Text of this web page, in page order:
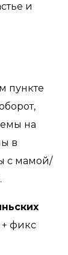
и
пункте
на
в
с мамой/
+ фикс